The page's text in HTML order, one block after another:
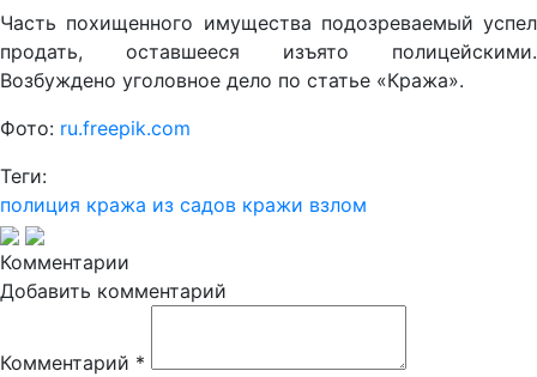
Часть похищенного имущества подозреваемый успел
продать, оставшееся изъято полицейскими.
Возбуждено уголовное дело по статье «Кража».
Фото: ru.freepik.com
Теги:
полиция кража из садов кражи взлом
Комментарии
Добавить комментарий
Комментарий *